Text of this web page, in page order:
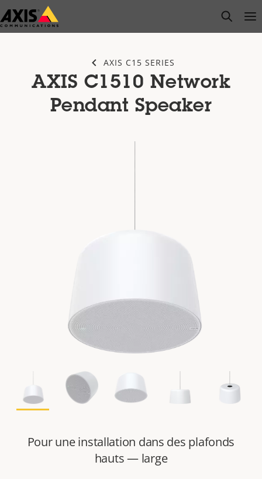
Passer
au
open
AXIS C15 SERIES
AXIS C1510 Network
Pendant Speaker
Pour une installation dans des plafonds
hauts — large